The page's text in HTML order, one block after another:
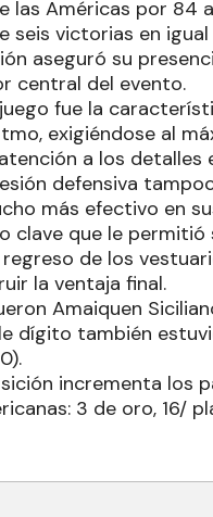
las Américas por 84
seis victorias en
aseguró su
central del evento.
fue la
exigiéndose al
a los detalles
defensiva
más efectivo en
clave que le
de los
la ventaja final.
Amaiquen
dígito también
incrementa los
3 de oro, 16/